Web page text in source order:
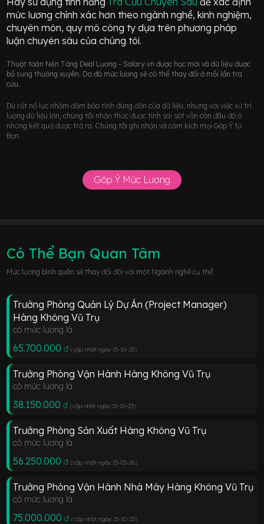
mức lương chính xác hơn theo ngành nghề, kinh nghiệm,
chuyên môn, quy mô công ty dựa trên phương pháp
luận chuyên sâu của chúng tôi.
Thuật toán Nền Tảng Deal Lương - Salary.vn được học mới và dữ liệu được
bổ sung thường xuyên. Do đó mức lương sẽ có thể thay đổi ở mỗi lần tra
cứu.
Dù rất nổ lực nhằm đảm bảo tính đúng đắn của dữ liệu, nhưng với việc xử trí
lượng dữ liệu lớn, chúng tôi nhận thức được tính sai sót vẫn còn đâu đó ở
những kết quả được trả ra. Chúng tôi ghi nhận và cảm kích mọi Góp Ý từ
Bạn.
Góp Ý Mức Lương
Có Thể Bạn Quan Tâm
Mức lương bình quân sẽ thay đổi đối với một Ngành nghề cụ thể.
Trưởng Phòng Quản Lý Dự Án (Project Manager)
Hàng Không Vũ Trụ
có mức lương là
65.700.000 đ (cập nhật ngày 15-10-23)
Trưởng Phòng Vận Hành Hàng Không Vũ Trụ
có mức lương là
38.150.000 đ (cập nhật ngày 15-10-23)
Trưởng Phòng Sản Xuất Hàng Không Vũ Trụ
có mức lương là
56.250.000 đ (cập nhật ngày 15-05-26)
Trưởng Phòng Vận Hành Nhà Máy Hàng Không Vũ Trụ
có mức lương là
75.000.000 đ (cập nhật ngày 15-10-23)